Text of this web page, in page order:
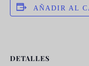
AÑADIR AL
DETALLES